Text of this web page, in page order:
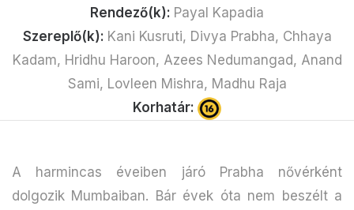
Rendező(k): Payal Kapadia
Szereplő(k): Kani Kusruti, Divya Prabha, Chhaya
Kadam, Hridhu Haroon, Azees Nedumangad, Anand
Sami, Lovleen Mishra, Madhu Raja
Korhatár:
A harmincas éveiben járó Prabha nővérként
dolgozik Mumbaiban. Bár évek óta nem beszélt a